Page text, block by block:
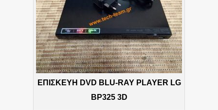
ΕΠΙΣΚΕΥΗ DVD BLU-RAY PLAYER LG
BP325 3D